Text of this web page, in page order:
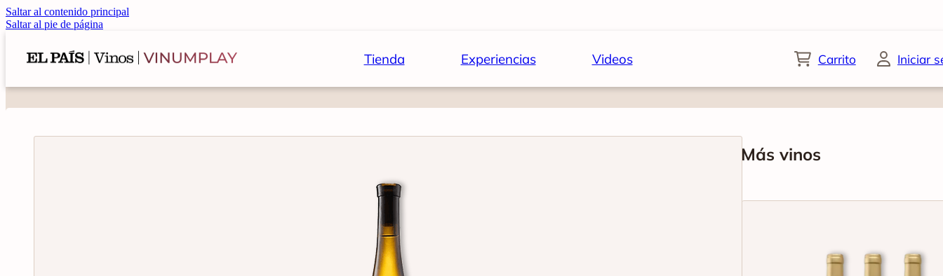
Saltar al contenido principal
Saltar al pie de página
Tienda Experiencias Videos Carrito Iniciar
Más vinos